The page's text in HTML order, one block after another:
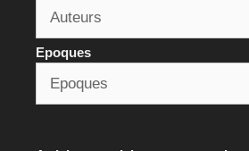
Epoques